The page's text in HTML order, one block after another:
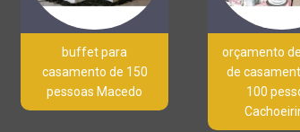
buffet para
casamento de 150
pessoas Macedo
orçamento
de
100